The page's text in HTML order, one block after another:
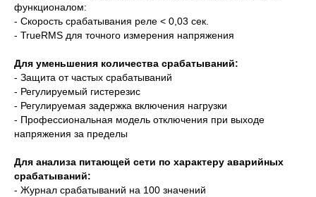
функционалом:
- Скорость срабатывания реле < 0,03 сек.
- TrueRMS для точного измерения напряжения
Для уменьшения количества срабатываний:
- Защита от частых срабатываний
- Регулируемый гистерезис
- Регулируемая задержка включения нагрузки
- Профессиональная модель отключения при выходе
напряжения за пределы
Для анализа питающей сети по характеру аварийных
срабатываний:
- Журнал срабатываний на 100 значений